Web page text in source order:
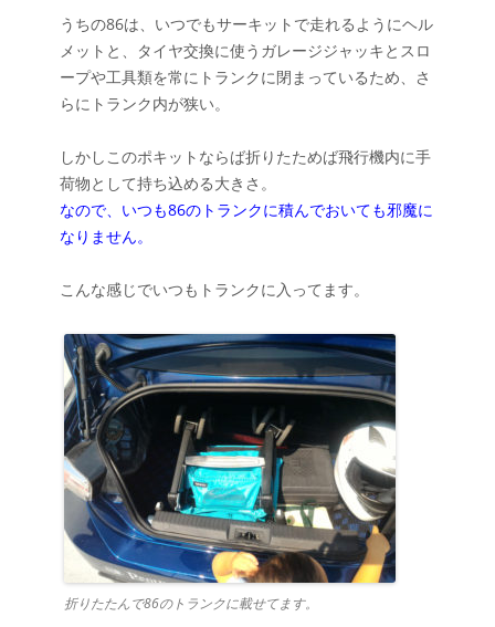
うちの86は、いつでもサーキットで走れるようにヘル
メットと、タイヤ交換に使うガレージジャッキとスロ
ープや工具類を常にトランクに閉まっているため、さ
らにトランク内が狭い。
しかしこのポキットならば折りたためば飛行機内に手
荷物として持ち込める大きさ。
なので、いつも86のトランクに積んでおいても邪魔に
なりません。
こんな感じでいつもトランクに入ってます。
折りたたんで86のトランクに載せてます。